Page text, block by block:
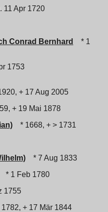
11 Apr 1720
Conrad Bernhard
* 1
1753
+ 17 Aug 2005
+ 19 Mai 1878
* 1668, + > 1731
* 7 Aug 1833
* 1 Feb 1780
1755
1782, + 17 Mär 1844